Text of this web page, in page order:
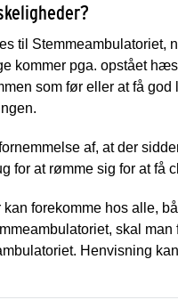
til
kommer pga. opstået
som før eller at få
af, at der
for at rømme sig for at få
forekomme hos alle,
skal
Henvisning